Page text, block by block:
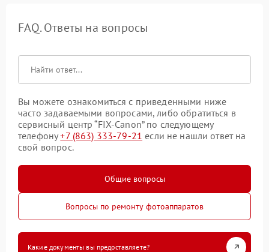
FAQ. Ответы на вопросы
Вы можете ознакомиться с приведенными ниже
часто задаваемыми вопросами, либо обратиться в
сервисный центр “FIX-Canon” по следующему
телефону+7 (863) 333-79-21 если не нашли ответ на
свой вопрос.
Общие вопросы
Вопросы по ремонту фотоаппаратов
Какие документы вы предоставляете?